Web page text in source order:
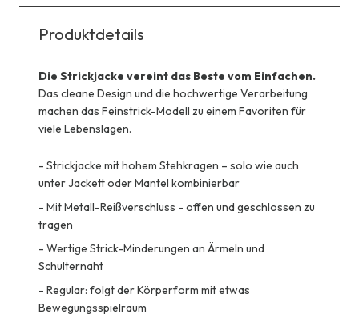
Produktdetails
Die Strickjacke vereint das Beste vom Einfachen.
Das cleane Design und die hochwertige Verarbeitung
machen das Feinstrick-Modell zu einem Favoriten für
viele Lebenslagen.
- Strickjacke mit hohem Stehkragen – solo wie auch
unter Jackett oder Mantel kombinierbar
- Mit Metall-Reißverschluss - offen und geschlossen zu
tragen
- Wertige Strick-Minderungen an Ärmeln und
Schulternaht
- Regular: folgt der Körperform mit etwas
Bewegungsspielraum